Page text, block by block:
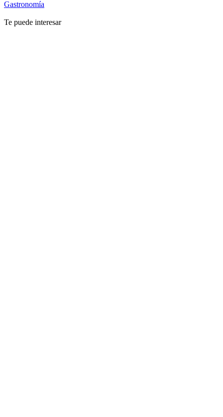
Gastronomía
Te puede interesar